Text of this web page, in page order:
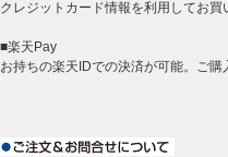
クレジットカード情報を利用してお買
■楽天Pay
お持ちの楽天IDでの決済が可能。ご購